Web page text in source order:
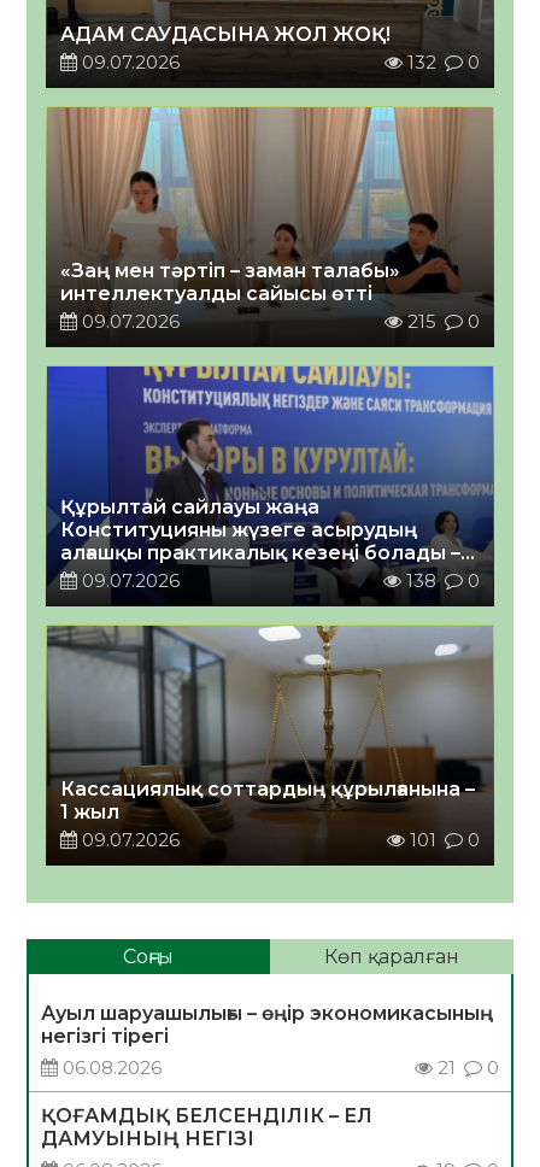
АДАМ САУДАСЫНА ЖОЛ ЖОҚ!
09.07.2026
132 0
«Заң мен тәртіп – заман талабы»
интеллектуалды сайысы өтті
09.07.2026
215 0
Құрылтай сайлауы жаңа
Конституцияны жүзеге асырудың
алғашқы практикалық кезеңі болады –
сарапшылар пікірі
09.07.2026 138 0
Кассациялық соттардың құрылғанына –
1 жыл
09.07.2026
101 0
Соңғы Көп қаралған
Ауыл шаруашылығы – өңір экономикасының
негізгі тірегі
06.08.2026
21 0
ҚОҒАМДЫҚ БЕЛСЕНДІЛІК – ЕЛ
ДАМУЫНЫҢ НЕГІЗІ